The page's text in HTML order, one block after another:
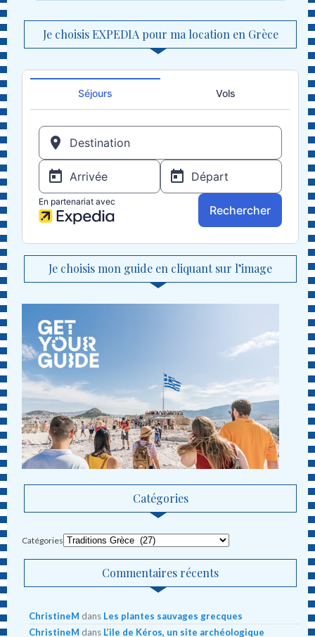
Je choisis EXPEDIA pour ma location en Grèce
Je choisis mon guide en cliquant sur l’image
Catégories
Catégories
Commentaires récents
ChristineM dans Les plantes sauvages grecques
ChristineM dans L’ile de Kéros, un site archéologique